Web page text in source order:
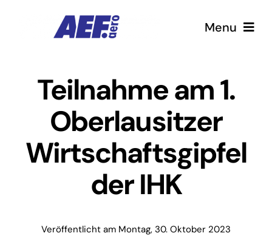
Menu
Highlights
Termine
Kontakt
Teilnahme am 1.
Oberlausitzer
Wirtschaftsgipfel
der IHK
Veröffentlicht am Montag, 30. Oktober 2023